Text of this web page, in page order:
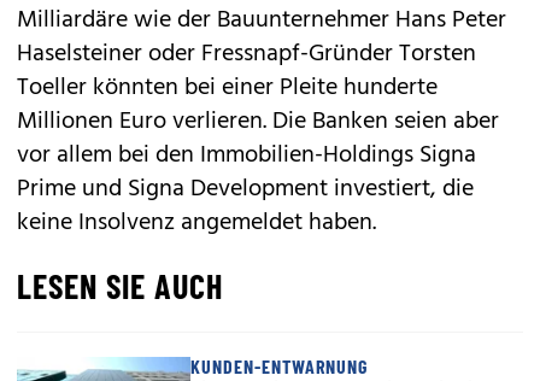
Milliardäre wie der Bauunternehmer Hans Peter
Haselsteiner oder Fressnapf-Gründer Torsten
Toeller könnten bei einer Pleite hunderte
Millionen Euro verlieren. Die Banken seien aber
vor allem bei den Immobilien-Holdings Signa
Prime und Signa Development investiert, die
keine Insolvenz angemeldet haben.
LESEN SIE AUCH
KUNDEN-ENTWARNUNG